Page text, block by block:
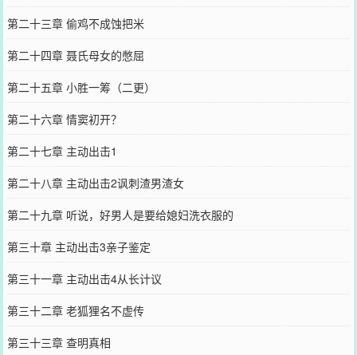
第二十三章 偷鸡不成蚀把米
第二十四章 聂氏母女的憋屈
第二十五章 小胜一筹（二更）
第二十六章 情窦初开？
第二十七章 主动出击1
第二十八章 主动出击2讽刺渣男渣女
第二十九章 听说，好男人是要给媳妇洗衣服的
第三十章 主动出击3亲子鉴定
第三十一章 主动出击4从长计议
第三十二章 老狐狸名不虚传
第三十三章 查明真相